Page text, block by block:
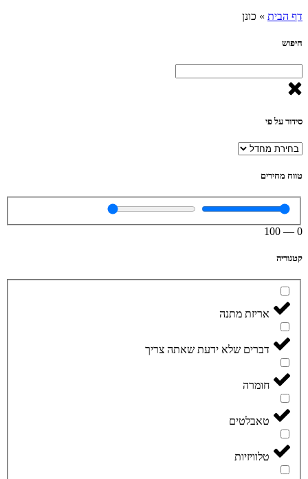
דף הבית » כונן
חיפוש
סידור על פי
טווח מחירים
0
—
100
קטגוריה
אריזת מתנה
דברים שלא ידעת שאתה צריך
חומרה
טאבלטים
טלוויזיות